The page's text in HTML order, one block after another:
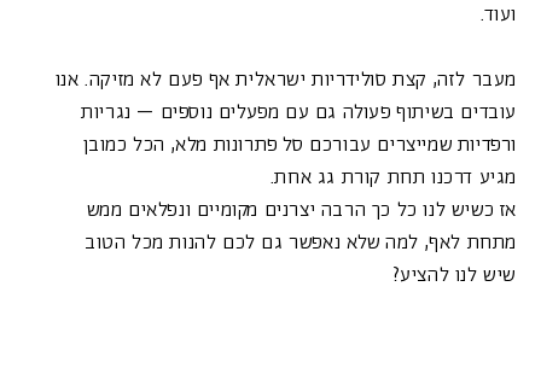
ועוד.
מעבר לזה, קצת סולידריות ישראלית אף פעם לא מזיקה. אנו
עובדים בשיתוף פעולה גם עם מפעלים נוספים – נגריות
ורפדיות שמייצרים עבורכם סל פתרונות מלא, הכל כמובן
מגיע דרכנו תחת קורת גג אחת.
אז כשיש לנו כל כך הרבה יצרנים מקומיים ונפלאים ממש
מתחת לאף, למה שלא נאפשר גם לכם להנות מכל הטוב
שיש לנו להציע?